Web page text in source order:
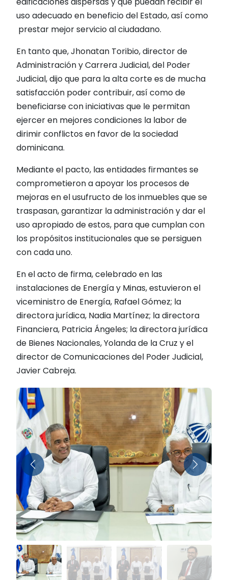
uso adecuado en beneficio del Estado, así como
prestar mejor servicio al ciudadano.
En tanto que, Jhonatan Toribio, director de
Administración y Carrera Judicial, del Poder
Judicial, dijo que para la alta corte es de mucha
satisfacción poder contribuir, así como de
beneficiarse con iniciativas que le permitan
ejercer en mejores condiciones la labor de
dirimir conflictos en favor de la sociedad
dominicana.
Mediante el pacto, las entidades firmantes se
comprometieron a apoyar los procesos de
mejoras en el usufructo de los inmuebles que se
traspasan, garantizar la administración y dar el
uso apropiado de estos, para que cumplan con
los propósitos institucionales que se persiguen
con cada uno.
En el acto de firma, celebrado en las
instalaciones de Energía y Minas, estuvieron el
viceministro de Energía, Rafael Gómez; la
directora jurídica, Nadia Martínez; la directora
Financiera, Patricia Ángeles; la directora jurídica
de Bienes Nacionales, Yolanda de la Cruz y el
director de Comunicaciones del Poder Judicial,
Javier Cabreja.